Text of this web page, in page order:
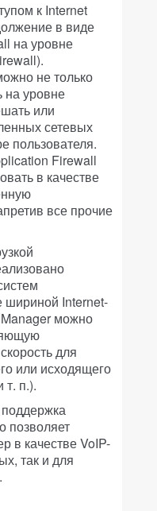
к Internet
в виде
на уровне
не только
на уровне
или
сетевых
пользователя.
Firewall
в качестве
все прочие
шириной Internet-
можно
для
или исходящего
т. п.).
позволяет
в качестве VoIP-
так и для